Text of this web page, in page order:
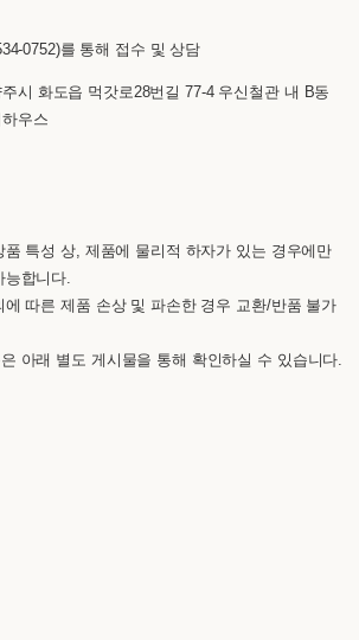
0752)를 통해 접수 및 상담
시 화도읍 먹갓로28번길 77-4 우신철관 내 B동
우스
품 특성 상, 제품에 물리적 하자가 있는 경우에만
합니다.
에 따른 제품 손상 및 파손한 경우 교환/반품 불가
아래 별도 게시물을 통해 확인하실 수 있습니다.